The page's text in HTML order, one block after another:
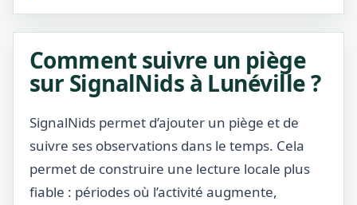
Comment suivre un piège
sur SignalNids à Lunéville ?
SignalNids permet d’ajouter un piège et de
suivre ses observations dans le temps. Cela
permet de construire une lecture locale plus
fiable : périodes où l’activité augmente,